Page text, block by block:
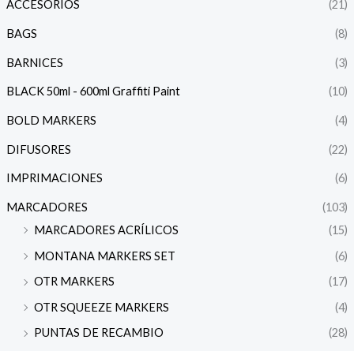
ACCESORIOS (21)
BAGS (8)
BARNICES (3)
BLACK 50ml - 600ml Graffiti Paint (10)
BOLD MARKERS (4)
DIFUSORES (22)
IMPRIMACIONES (6)
MARCADORES
(103)
MARCADORES ACRÍLICOS
(15)
MONTANA MARKERS SET
(6)
OTR MARKERS
(17)
OTR SQUEEZE MARKERS
(4)
PUNTAS DE RECAMBIO
(28)